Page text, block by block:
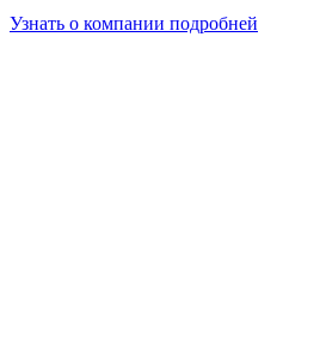
Узнать о компании подробней